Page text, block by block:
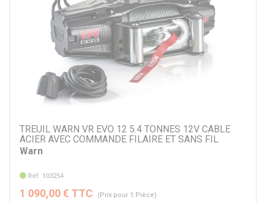
TREUIL WARN VR EVO 12 5.4 TONNES 12V CABLE
ACIER AVEC COMMANDE FILAIRE ET SANS FIL
Warn
Réf. 103254
1 090,00 € TTC (Prix pour 1 Pièce)